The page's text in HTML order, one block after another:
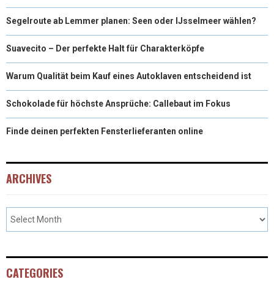
Segelroute ab Lemmer planen: Seen oder IJsselmeer wählen?
Suavecito – Der perfekte Halt für Charakterköpfe
Warum Qualität beim Kauf eines Autoklaven entscheidend ist
Schokolade für höchste Ansprüche: Callebaut im Fokus
Finde deinen perfekten Fensterlieferanten online
ARCHIVES
CATEGORIES